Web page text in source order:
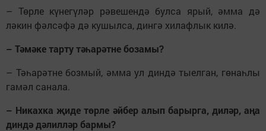
– Төрле күнегүләр рәвешендә булса ярый, әмма дә
ләкин фәлсәфә дә кушылса, дингә хилафлык килә.
– Тәмәке тарту тәһарәтне бозамы?
– Тәһарәтне бозмый, әмма ул диндә тыелган, гөнаһлы
гамәл санала.
– Никахка җиде төрле әйбер алып барырга, диләр, аңа
диндә дәлилләр бармы?